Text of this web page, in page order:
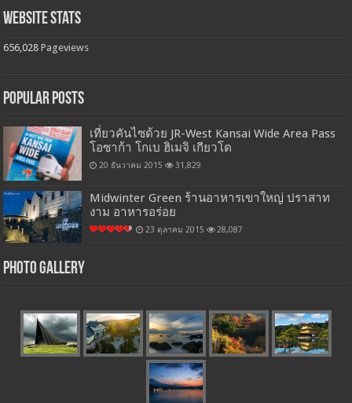
Website Stats
656,028 Pageviews
Popular Posts
เที่ยวคันไซด้วย JR-West Kansai Wide Area Pass
โอซาก้า โกเบ ฮิเมจิ เกียวโต
20 ธันวาคม 2015 31,829
Midwinter Green ร้านอาหารเขาใหญ่ ปราสาท
งาม อาหารอร่อย
23 ตุลาคม 2015 28,087
Photo Gallery